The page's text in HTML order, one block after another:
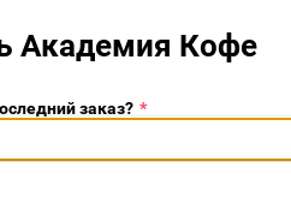
Кофе
заказ?*